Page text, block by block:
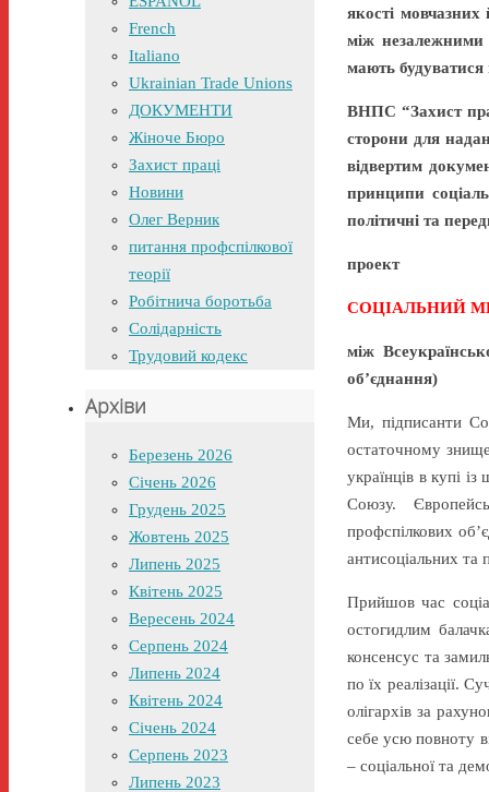
якості мовчазних
між незалежними
мають будуватися
ВНПС “Захист
сторони для
відвертим
принципи
політичні та
проект
СОЦІАЛЬНИЙ
між
об’єднання)
Ми, підписанти
остаточному
українців в купі
Союзу.
профспілкових
антисоціальних та
Прийшов час
остогидлим
консенсус та
по їх реалізації.
олігархів за
себе усю повноту
– соціальної та
French
Italiano
Ukrainian Trade Unions
ДОКУМЕНТИ
Жіноче Бюро
Захист праці
Новини
Олег Верник
питання профспілкової
теорії
Робітнича боротьба
Солідарність
Трудовий кодекс
Архіви
Березень 2026
Січень 2026
Грудень 2025
Жовтень 2025
Липень 2025
Квітень 2025
Вересень 2024
Серпень 2024
Липень 2024
Квітень 2024
Січень 2024
Серпень 2023
Липень 2023